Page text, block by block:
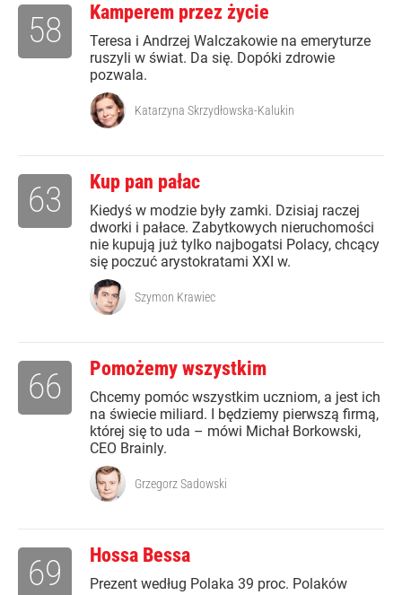
Kamperem przez życie
Teresa i Andrzej Walczakowie na emeryturze
ruszyli w świat. Da się. Dopóki zdrowie
pozwala.
58
Katarzyna Skrzydłowska-Kalukin
Kup pan pałac
Kiedyś w modzie były zamki. Dzisiaj raczej
dworki i pałace. Zabytkowych nieruchomości
nie kupują już tylko najbogatsi Polacy, chcący
się poczuć arystokratami XXI w.
63
Szymon Krawiec
Pomożemy wszystkim
Chcemy pomóc wszystkim uczniom, a jest ich
na świecie miliard. I będziemy pierwszą firmą,
której się to uda – mówi Michał Borkowski,
CEO Brainly.
66
Grzegorz Sadowski
Hossa Bessa
Prezent według Polaka 39 proc. Polaków
69